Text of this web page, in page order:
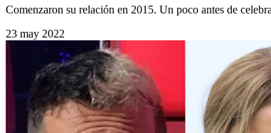
Comenzaron su relación en 2015. Un poco antes de
23 may 2022